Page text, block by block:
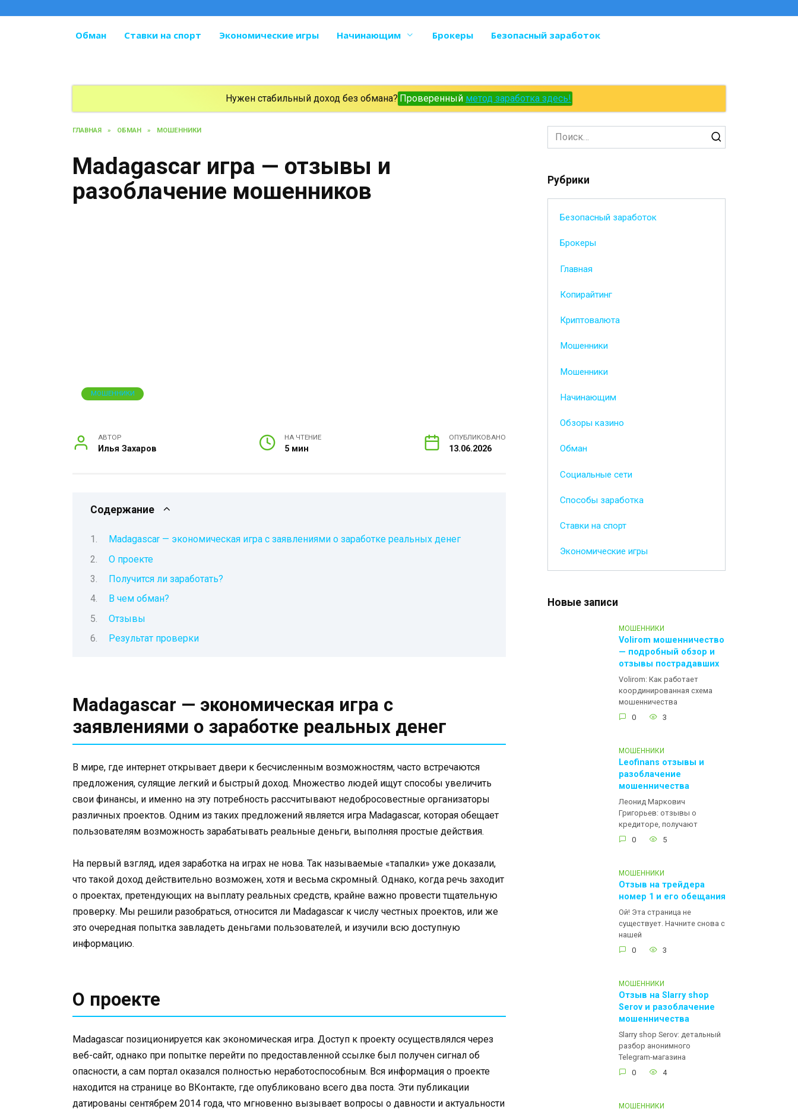
Обман Ставки на спорт Экономические игры Начинающим Брокеры Безопасный заработок
Нужен стабильный доход без обмана? Проверенный метод заработка здесь!
ГЛАВНАЯ » ОБМАН » МОШЕННИКИ
Madagascar игра — отзывы и
разоблачение мошенников
МОШЕННИКИ
АВТОР
Илья Захаров
НА ЧТЕНИЕ
5 мин
ОПУБЛИКОВАНО
13.06.2026
Содержание
Madagascar — экономическая игра с заявлениями о заработке реальных денег
О проекте
Получится ли заработать?
В чем обман?
Отзывы
Результат проверки
Madagascar — экономическая игра с
заявлениями о заработке реальных денег
В мире, где интернет открывает двери к бесчисленным возможностям, часто встречаются
предложения, сулящие легкий и быстрый доход. Множество людей ищут способы увеличить
свои финансы, и именно на эту потребность рассчитывают недобросовестные организаторы
различных проектов. Одним из таких предложений является игра Madagascar, которая обещает
пользователям возможность зарабатывать реальные деньги, выполняя простые действия.
На первый взгляд, идея заработка на играх не нова. Так называемые «тапалки» уже доказали,
что такой доход действительно возможен, хотя и весьма скромный. Однако, когда речь заходит
о проектах, претендующих на выплату реальных средств, крайне важно провести тщательную
проверку. Мы решили разобраться, относится ли Madagascar к числу честных проектов, или же
это очередная попытка завладеть деньгами пользователей, и изучили всю доступную
информацию.
О проекте
Madagascar позиционируется как экономическая игра. Доступ к проекту осуществлялся через
веб-сайт, однако при попытке перейти по предоставленной ссылке был получен сигнал об
опасности, а сам портал оказался полностью неработоспособным. Вся информация о проекте
находится на странице во ВКонтакте, где опубликовано всего два поста. Эти публикации
датированы сентябрем 2014 года, что мгновенно вызывает вопросы о давности и актуальности
Search
for:
Рубрики
Безопасный заработок
Брокеры
Главная
Копирайтинг
Криптовалюта
Мошенники
Мошенники
Начинающим
Обзоры казино
Обман
Социальные сети
Способы заработка
Ставки на спорт
Экономические игры
Новые записи
МОШЕННИКИ
Volirom мошенничество
— подробный обзор и
отзывы пострадавших
Volirom: Как работает
координированная схема
мошенничества
0
3
МОШЕННИКИ
Leofinans отзывы и
разоблачение
мошенничества
Леонид Маркович
Григорьев: отзывы о
кредиторе, получают
0
5
МОШЕННИКИ
Отзыв на трейдера
номер 1 и его обещания
Ой! Эта страница не
существует. Начните снова с
нашей
0
3
МОШЕННИКИ
Отзыв на Slarry shop
Serov и разоблачение
мошенничества
Slarry shop Serov: детальный
разбор анонимного
Telegram-магазина
0
4
МОШЕННИКИ